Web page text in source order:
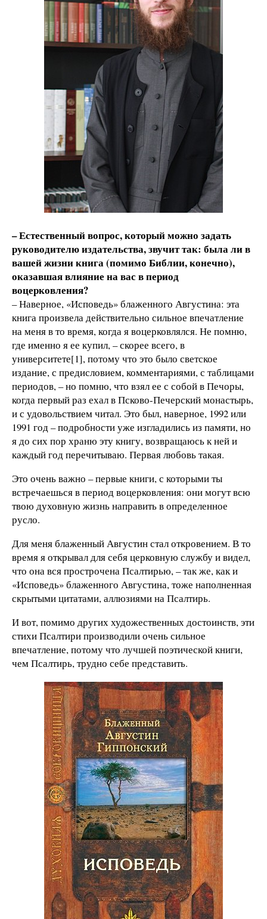
– Естественный вопрос, который можно задать
руководителю издательства, звучит так: была ли в
вашей жизни книга (помимо Библии, конечно),
оказавшая влияние на вас в период
воцерковления?
– Наверное, «Исповедь» блаженного Августина: эта
книга произвела действительно сильное впечатление
на меня в то время, когда я воцерковлялся. Не помню,
где именно я ее купил, – скорее всего, в
университете[1], потому что это было светское
издание, с предисловием, комментариями, с таблицами
периодов, – но помню, что взял ее с собой в Печоры,
когда первый раз ехал в Псково-Печерский монастырь,
и с удовольствием читал. Это был, наверное, 1992 или
1991 год – подробности уже изгладились из памяти, но
я до сих пор храню эту книгу, возвращаюсь к ней и
каждый год перечитываю. Первая любовь такая.
Это очень важно – первые книги, с которыми ты
встречаешься в период воцерковления: они могут всю
твою духовную жизнь направить в определенное
русло.
Для меня блаженный Августин стал откровением. В то
время я открывал для себя церковную службу и видел,
что она вся прострочена Псалтирью, – так же, как и
«Исповедь» блаженного Августина, тоже наполненная
скрытыми цитатами, аллюзиями на Псалтирь.
И вот, помимо других художественных достоинств, эти
стихи Псалтири производили очень сильное
впечатление, потому что лучшей поэтической книги,
чем Псалтирь, трудно себе представить.